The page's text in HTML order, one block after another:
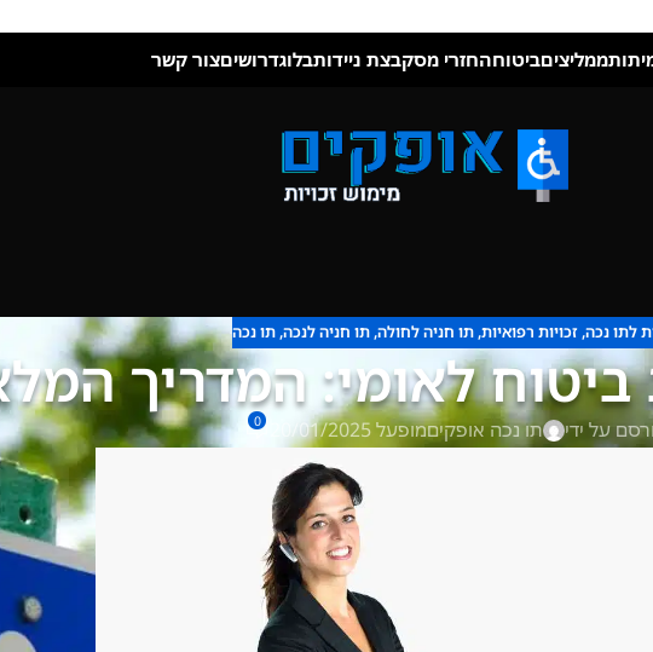
ממליציםביטוחהחזרי מסקבצת ניידותבלוגדרושיםצור קשר
לתו נכה,זכויות רפואיות,תו חניה לחולה,תו חניה לנכה,תו נכה
ביטוח לאומי: המדריך
על ידי תו נכה אופקיםמופעל 20/01/2025 0
שלח/י